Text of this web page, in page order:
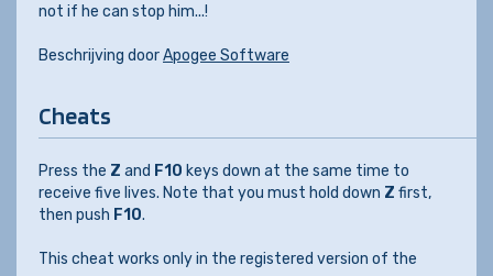
not if he can stop him...!
Beschrijving doorApogee Software
Cheats
Press the Z and F10 keys down at the same time to
receive five lives. Note that you must hold down Z first,
then push F10.
This cheat works only in the registered version of the